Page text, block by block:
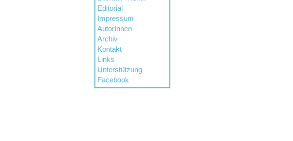
Editorial
Impressum
AutorInnen
Archiv
Kontakt
Links
Unterstützung
Facebook